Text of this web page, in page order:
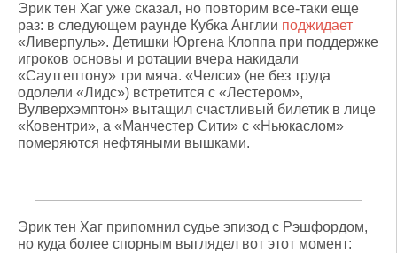
Эрик тен Хаг уже сказал, но повторим все-таки еще
раз: в следующем раунде Кубка Англии поджидает
«Ливерпуль». Детишки Юргена Клоппа при поддержке
игроков основы и ротации вчера накидали
«Саутгептону» три мяча. «Челси» (не без труда
одолели «Лидс») встретится с «Лестером»,
Вулверхэмптон» вытащил счастливый билетик в лице
«Ковентри», а «Манчестер Сити» с «Ньюкаслом»
померяются нефтяными вышками.
Эрик тен Хаг припомнил судье эпизод с Рэшфордом,
но куда более спорным выглядел вот этот момент: